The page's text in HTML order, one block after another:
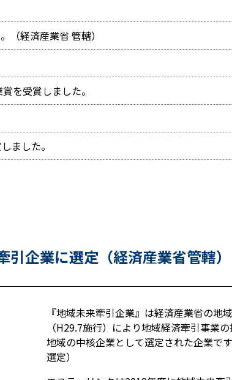
（経済産業省 管轄）
を受賞しました。
ました。
引企業に選定（経済産業省管轄）
『地域未来牽引企業』は経済産業省の地
（H29.7施行）により地域経済牽引事業
地域の中核企業として選定された企業で
選定）